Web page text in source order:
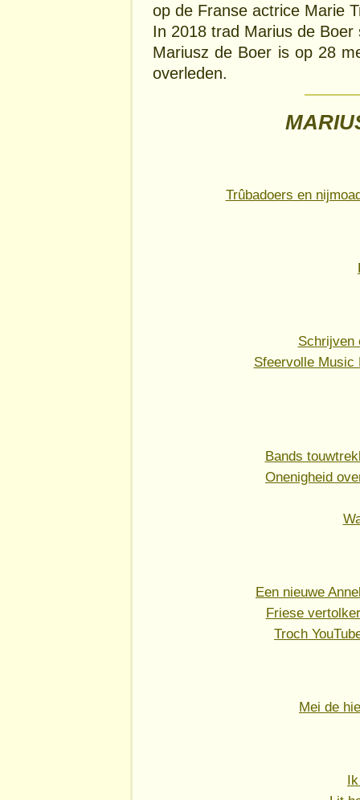
op de Franse actrice Marie
In 2018 trad Marius de
Mariusz de Boer is op 28
overleden.
Trûbadoers en
Schrijven
Sfeervolle Music
Bands
Onenigheid
Een nieuwe
Friese
Troch
Mei de